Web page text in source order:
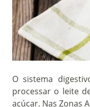
O sistema
processar o leite
açúcar. Nas Zonas